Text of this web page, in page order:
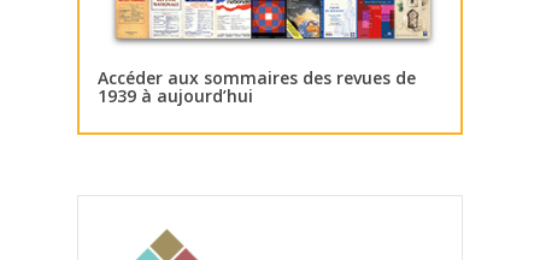
Accéder aux sommaires des revues de
1939 à aujourd’hui